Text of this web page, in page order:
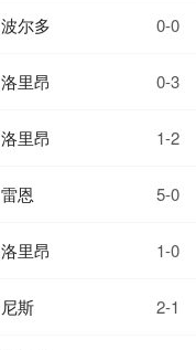
波尔多 0-0
洛里昂 0-3
洛里昂 1-2
雷恩 5-0
洛里昂 1-0
尼斯 2-1